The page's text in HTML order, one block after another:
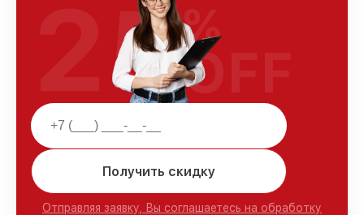
Получить скидку
Отправляя заявку, Вы соглашаетесь на обработку
25%
OFF